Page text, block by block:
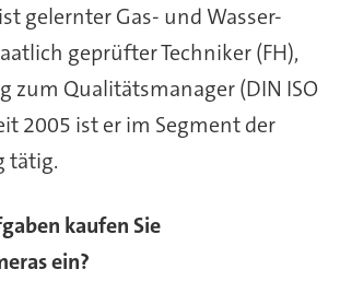
gelernter Gas- und Wasser-
geprüfter Techniker (FH),
zum Qualitätsmanager (DIN ISO
2005 ist er im Segment der
tätig.
kaufen Sie
ein?